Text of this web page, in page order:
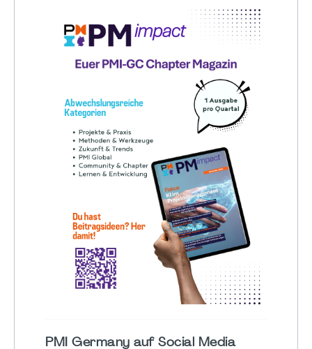
PMI Germany auf Social Media